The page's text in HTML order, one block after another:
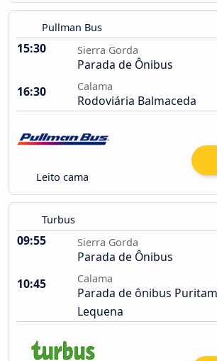
Pullman Bus
15:30 Sierra Gorda
Parada de Ônibus
16:30
Calama
Rodoviária Balmaceda
Leito cama
Turbus
09:55 Sierra Gorda
Parada de Ônibus
10:45
Calama
Parada de ônibus
Lequena